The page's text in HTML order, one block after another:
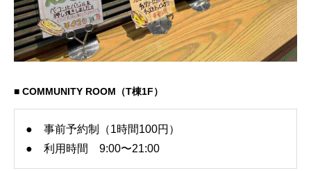
■ COMMUNITY ROOM（T棟1F）
● 事前予約制（1時間100円）
● 利用時間 9:00〜21:00